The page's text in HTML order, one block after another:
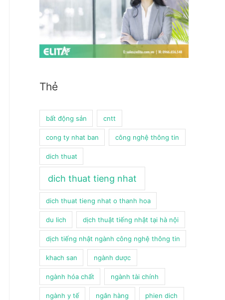
Thẻ
bất động sản cntt
cong ty nhat ban công nghệ thông tin
dich thuat
dich thuat tieng nhat
dich thuat tieng nhat o thanh hoa
du lich dịch thuật tiếng nhật tại hà nội
dịch tiếng nhật ngành công nghệ thông tin
khach san ngành dược
ngành hóa chất ngành tài chính
ngành y tế ngân hàng phien dich